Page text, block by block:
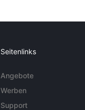
Seitenlinks
Angebote
Werben
Support